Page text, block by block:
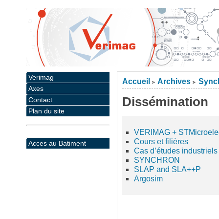
Accueil > Archives >
Dissémination
VERIMAG +
Cours et filières
Cas d’études industriels
SYNCHRON
SLAP and SLA++P
Argosim
Verimag
Axes
Contact
Plan du site
Acces au Batiment